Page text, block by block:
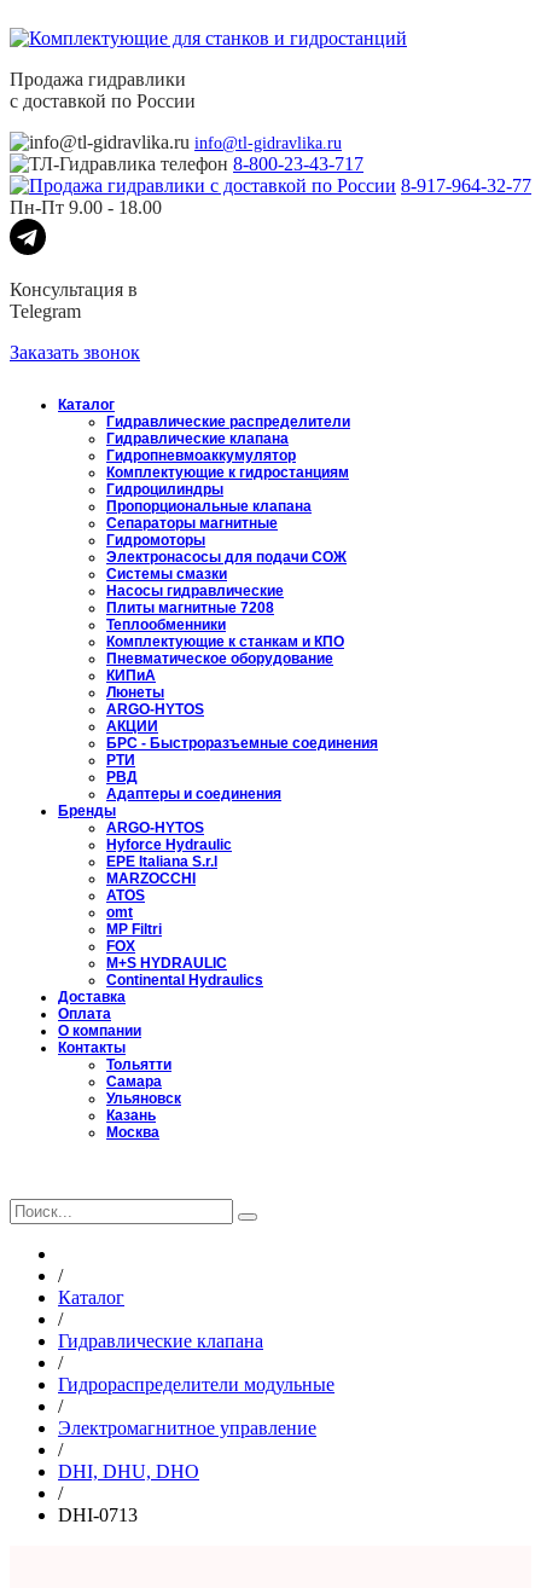
Продажа гидравлики
с доставкой по России
info@tl-gidravlika.ru
8-800-23-43-717
8-917-964-32-77
Пн-Пт 9.00 - 18.00
Консультация в
Telegram
Заказать звонок
Каталог
Гидравлические распределители
Гидравлические клапана
Гидропневмоаккумулятор
Комплектующие к гидростанциям
Гидроцилиндры
Пропорциональные клапана
Сепараторы магнитные
Гидромоторы
Электронасосы для подачи СОЖ
Системы смазки
Насосы гидравлические
Плиты магнитные 7208
Теплообменники
Комплектующие к станкам и КПО
Пневматическое оборудование
КИПиА
Люнеты
ARGO-HYTOS
АКЦИИ
БРС - Быстроразъемные соединения
РТИ
РВД
Адаптеры и соединения
Бренды
ARGO-HYTOS
Hyforce Hydraulic
EPE Italiana S.r.l
MARZOCCHI
ATOS
omt
MP Filtri
FOX
M+S HYDRAULIC
Continental Hydraulics
Доставка
Оплата
О компании
Контакты
Тольятти
Самара
Ульяновск
Казань
Москва
/
Каталог
/
Гидравлические клапана
/
Гидрораспределители модульные
/
Электромагнитное управление
/
DHI, DHU, DHO
/
DHI-0713